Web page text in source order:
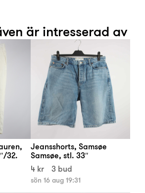
är intresserad av
32.
Jeansshorts, Samsøe
Samsøe, stl. 33″
4 kr
3 bud
sön 16 aug 19:31